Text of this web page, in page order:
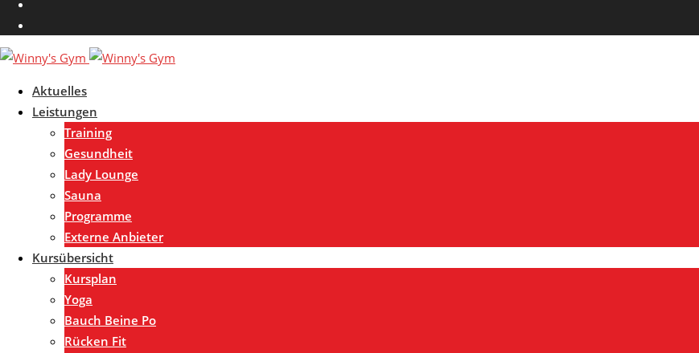
Aktuelles
Leistungen
Training
Gesundheit
Lady Lounge
Sauna
Programme
Externe Anbieter
Kursübersicht
Kursplan
Yoga
Bauch Beine Po
Rücken Fit